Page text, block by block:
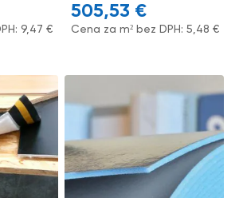
9,47€
505,53 €
Cena za m² bez DPH:5,48€